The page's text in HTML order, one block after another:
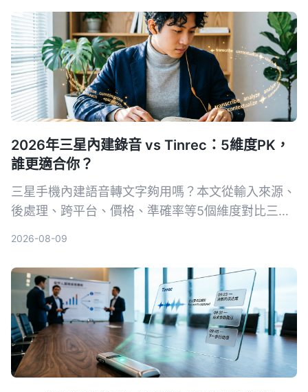
2026年三星內建錄音 vs Tinrec：5維度PK，
誰更適合你？
三星手機內建語音轉文字夠用嗎？本文從輸入來源、
後處理、跨平台、價格、準確率等5個維度對比三星
2026-08-09